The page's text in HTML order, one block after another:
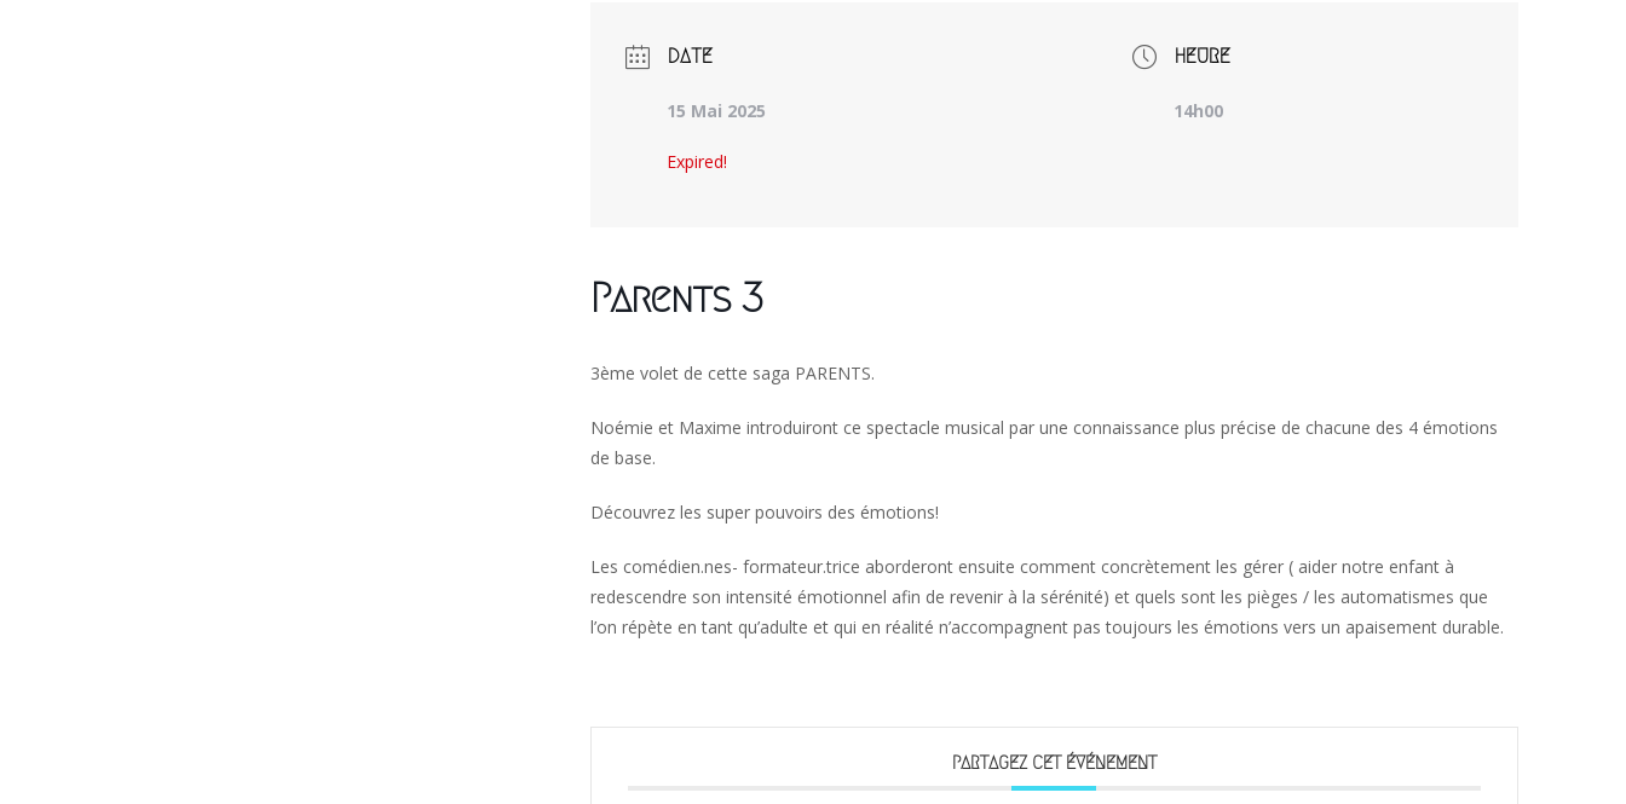
DATE
15 Mai 2025
Expired!
HEURE
14h00
Parents 3
3ème volet de cette saga PARENTS.
Noémie et Maxime introduiront ce spectacle musical par une connaissance plus précise de chacune des 4 émotions
de base.
Découvrez les super pouvoirs des émotions!
Les comédien.nes- formateur.trice aborderont ensuite comment concrètement les gérer ( aider notre enfant à
redescendre son intensité émotionnel afin de revenir à la sérénité) et quels sont les pièges / les automatismes que
l’on répète en tant qu’adulte et qui en réalité n’accompagnent pas toujours les émotions vers un apaisement durable.
PARTAGEZ CET ÉVÉNEMENT